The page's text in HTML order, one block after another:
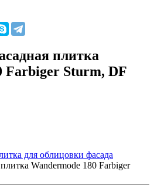
плитка
Farbiger Sturm, DF
для облицовки фасада
Wandermode 180 Farbiger